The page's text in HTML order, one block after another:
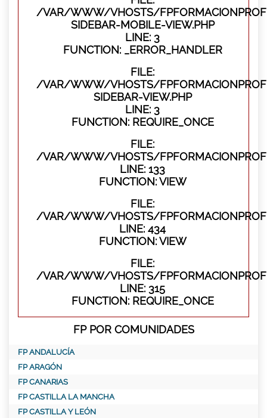
/VAR/WWW/VHOSTS/
SIDEBAR-MOBILE-VIEW.PHP
LINE: 3
FUNCTION: _ERROR_HANDLER
FILE:
/VAR/WWW/VHOSTS/
SIDEBAR-VIEW.PHP
LINE: 3
FUNCTION: REQUIRE_ONCE
FILE:
/VAR/WWW/VHOSTS/
LINE: 133
FUNCTION: VIEW
FILE:
/VAR/WWW/VHOSTS/
LINE: 434
FUNCTION: VIEW
FILE:
/VAR/WWW/VHOSTS/
LINE: 315
FUNCTION: REQUIRE_ONCE
FP POR COMUNIDADES
FP ANDALUCÍA
FP ARAGÓN
FP CANARIAS
FP CASTILLA LA MANCHA
FP CASTILLA Y LEÓN